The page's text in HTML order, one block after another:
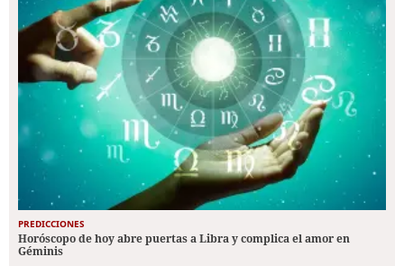
PREDICCIONES
Horóscopo de hoy abre puertas a Libra y complica el amor en
Géminis